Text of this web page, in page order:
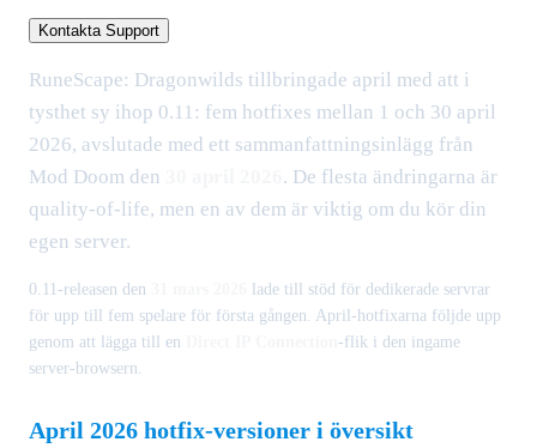
Kontakta Support
RuneScape: Dragonwilds tillbringade april med att i
tysthet sy ihop 0.11: fem hotfixes mellan 1 och 30 april
2026, avslutade med ett sammanfattningsinlägg från
Mod Doom den
. De flesta ändringarna är
quality-of-life, men en av dem är viktig om du kör din
egen server.
0.11-releasen den
lade till stöd för dedikerade servrar
för upp till fem spelare för första gången. April-hotfixarna följde upp
genom att lägga till en
-flik i den ingame
server-browsern.
April 2026 hotfix-versioner i översikt